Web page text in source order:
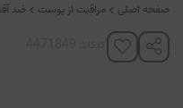
صفحه اصلی مراقبت از پوست ضد